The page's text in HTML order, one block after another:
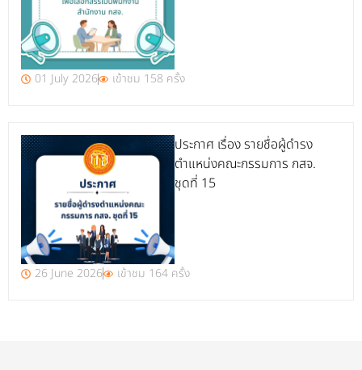
01 July 2026 เข้าชม 158 ครั้ง
ประกาศ เรื่อง รายชื่อผู้ดำรง
ตำแหน่งคณะกรรมการ กสจ.
ชุดที่ 15
26 June 2026 เข้าชม 164 ครั้ง